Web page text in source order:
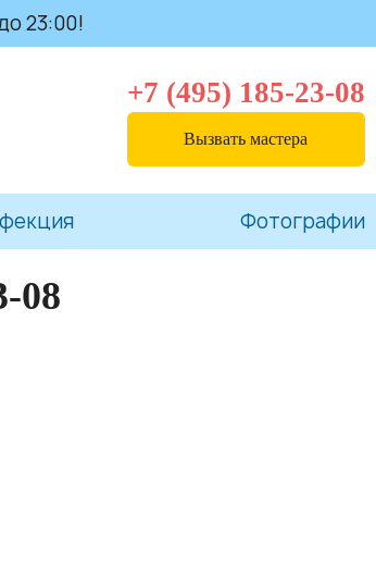
23:00!
+7 (495) 185-23-08
Вызвать мастера
Фотографии
08